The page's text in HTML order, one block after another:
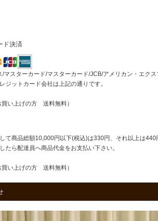
ド決済
/マスターカード/マスターカード/JCB/アメリカン・エクス
ジットカード会社は上記の通りです。
買い上げの方 送料無料）
て商品総額10,000円以下(税込)は330円、それ以上は440
たら配達員へ商品代金をお支払い下さい。
買い上げの方 送料無料）